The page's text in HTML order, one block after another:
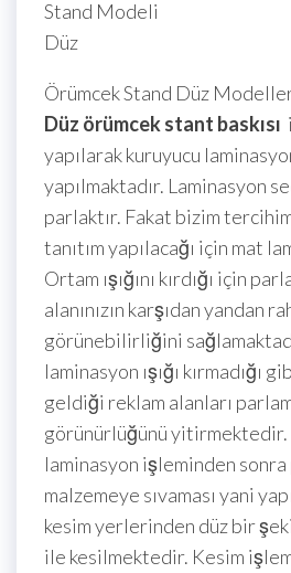
Örümcek Stand Düz
Düz örümcek stant baskısı
yapılarak kuruyucu
yapılmaktadır. Laminasyon
parlaktır. Fakat bizim
tanıtım yapılacağı için mat
Ortam ışığını kırdığı için
alanınızın karşıdan yandan
görünebilirliğini
laminasyon ışığı kırmadığı
geldiği reklam alanları
görünürlüğünü yitirmektedir.
laminasyon işleminden
malzemeye sıvaması yani
kesim yerlerinden düz bir
ile kesilmektedir. Kesim